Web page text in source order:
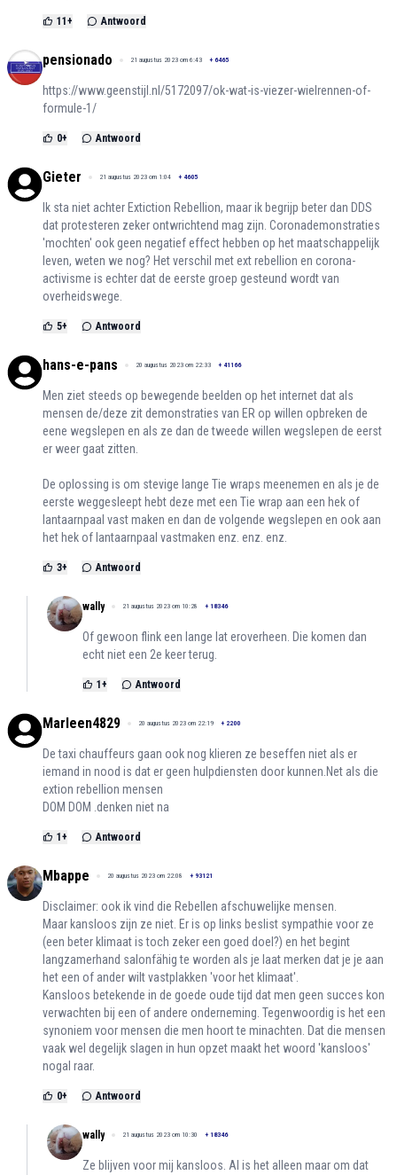
11 + Antwoord
pensionado 21 augustus 2023 om 6:43 + 6465
https://www.geenstijl.nl/5172097/ok-wat-is-viezer-wielrennen-of-
formule-1/
0+ Antwoord
Gieter 21 augustus 2023 om 1:04 + 4605
Ik sta niet achter Extiction Rebellion, maar ik begrijp beter dan DDS
dat protesteren zeker ontwrichtend mag zijn. Coronademonstraties
'mochten' ook geen negatief effect hebben op het maatschappelijk
leven, weten we nog? Het verschil met ext rebellion en corona-
activisme is echter dat de eerste groep gesteund wordt van
overheidswege.
5+ Antwoord
hans-e-pans 20 augustus 2023 om 22:33 + 41166
Men ziet steeds op bewegende beelden op het internet dat als
mensen de/deze zit demonstraties van ER op willen opbreken de
eene wegslepen en als ze dan de tweede willen wegslepen de eerst
er weer gaat zitten.
De oplossing is om stevige lange Tie wraps meenemen en als je de
eerste weggesleept hebt deze met een Tie wrap aan een hek of
lantaarnpaal vast maken en dan de volgende wegslepen en ook aan
het hek of lantaarnpaal vastmaken enz. enz. enz.
3+ Antwoord
wally 21 augustus 2023 om 10:28 + 18346
Of gewoon flink een lange lat eroverheen. Die komen dan
echt niet een 2e keer terug.
1 + Antwoord
Marleen4829 20 augustus 2023 om 22:19 + 2200
De taxi chauffeurs gaan ook nog klieren ze beseffen niet als er
iemand in nood is dat er geen hulpdiensten door kunnen.Net als die
extion rebellion mensen
DOM DOM .denken niet na
1 + Antwoord
Mbappe 20 augustus 2023 om 22:08 + 93121
Disclaimer: ook ik vind die Rebellen afschuwelijke mensen.
Maar kansloos zijn ze niet. Er is op links beslist sympathie voor ze
(een beter klimaat is toch zeker een goed doel?) en het begint
langzamerhand salonfähig te worden als je laat merken dat je je aan
het een of ander wilt vastplakken 'voor het klimaat'.
Kansloos betekende in de goede oude tijd dat men geen succes kon
verwachten bij een of andere onderneming. Tegenwoordig is het een
synoniem voor mensen die men hoort te minachten. Dat die mensen
vaak wel degelijk slagen in hun opzet maakt het woord 'kansloos'
nogal raar.
0+ Antwoord
wally 21 augustus 2023 om 10:30 + 18346
Ze blijven voor mij kansloos. Al is het alleen maar om dat